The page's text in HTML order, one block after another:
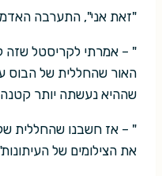
"זאת אני", התערבה
" – אמרתי לקריסטל שזה
האור שהחללית של
שההיא נעשתה יותר
" – אז חשבנו שהחללית
את הצילומים של